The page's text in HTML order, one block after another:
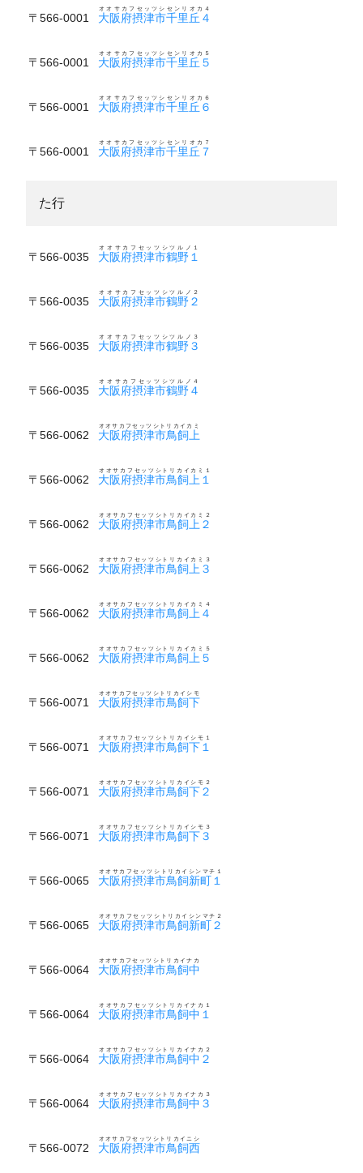
〒566-0001 大阪府摂津市千里丘４
オオサカフセッツシセンリオカ４
〒566-0001 大阪府摂津市千里丘５
オオサカフセッツシセンリオカ５
〒566-0001 大阪府摂津市千里丘６
オオサカフセッツシセンリオカ６
〒566-0001 大阪府摂津市千里丘７
オオサカフセッツシセンリオカ７
た行
〒566-0035 大阪府摂津市鶴野１
オオサカフセッツシツルノ１
〒566-0035 大阪府摂津市鶴野２
オオサカフセッツシツルノ２
〒566-0035 大阪府摂津市鶴野３
オオサカフセッツシツルノ３
〒566-0035 大阪府摂津市鶴野４
オオサカフセッツシツルノ４
〒566-0062 大阪府摂津市鳥飼上
オオサカフセッツシトリカイカミ
〒566-0062 大阪府摂津市鳥飼上１
オオサカフセッツシトリカイカミ１
〒566-0062 大阪府摂津市鳥飼上２
オオサカフセッツシトリカイカミ２
〒566-0062 大阪府摂津市鳥飼上３
オオサカフセッツシトリカイカミ３
〒566-0062 大阪府摂津市鳥飼上４
オオサカフセッツシトリカイカミ４
〒566-0062 大阪府摂津市鳥飼上５
オオサカフセッツシトリカイカミ５
〒566-0071 大阪府摂津市鳥飼下
オオサカフセッツシトリカイシモ
〒566-0071 大阪府摂津市鳥飼下１
オオサカフセッツシトリカイシモ１
〒566-0071 大阪府摂津市鳥飼下２
オオサカフセッツシトリカイシモ２
〒566-0071 大阪府摂津市鳥飼下３
オオサカフセッツシトリカイシモ３
〒566-0065 大阪府摂津市鳥飼新町１
オオサカフセッツシトリカイシンマチ１
〒566-0065 大阪府摂津市鳥飼新町２
オオサカフセッツシトリカイシンマチ２
〒566-0064 大阪府摂津市鳥飼中
オオサカフセッツシトリカイナカ
〒566-0064 大阪府摂津市鳥飼中１
オオサカフセッツシトリカイナカ１
〒566-0064 大阪府摂津市鳥飼中２
オオサカフセッツシトリカイナカ２
〒566-0064 大阪府摂津市鳥飼中３
オオサカフセッツシトリカイナカ３
〒566-0072 大阪府摂津市鳥飼西
オオサカフセッツシトリカイニシ